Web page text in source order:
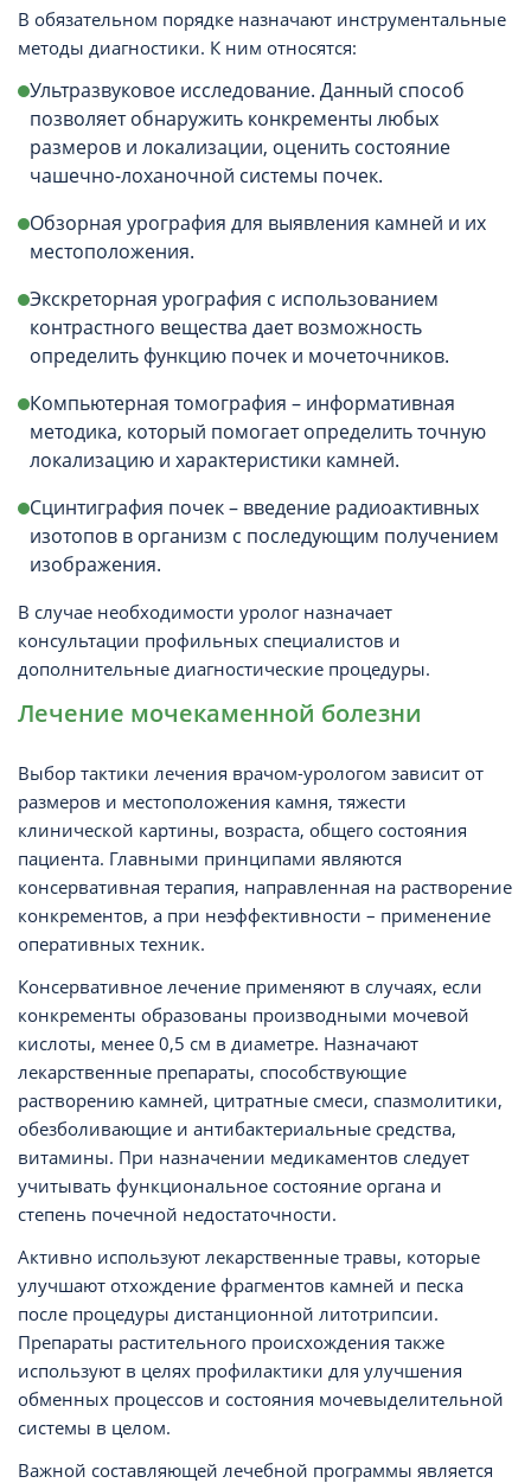
В обязательном порядке назначают инструментальные
методы диагностики. К ним относятся:
Ультразвуковое исследование. Данный способ
позволяет обнаружить конкременты любых
размеров и локализации, оценить состояние
чашечно-лоханочной системы почек.
Обзорная урография для выявления камней и их
местоположения.
Экскреторная урография с использованием
контрастного вещества дает возможность
определить функцию почек и мочеточников.
Компьютерная томография – информативная
методика, который помогает определить точную
локализацию и характеристики камней.
Сцинтиграфия почек – введение радиоактивных
изотопов в организм с последующим получением
изображения.
В случае необходимости уролог назначает
консультации профильных специалистов и
дополнительные диагностические процедуры.
Лечение мочекаменной болезни
Выбор тактики лечения врачом-урологом зависит от
размеров и местоположения камня, тяжести
клинической картины, возраста, общего состояния
пациента. Главными принципами являются
консервативная терапия, направленная на растворение
конкрементов, а при неэффективности – применение
оперативных техник.
Консервативное лечение применяют в случаях, если
конкременты образованы производными мочевой
кислоты, менее 0,5 см в диаметре. Назначают
лекарственные препараты, способствующие
растворению камней, цитратные смеси, спазмолитики,
обезболивающие и антибактериальные средства,
витамины. При назначении медикаментов следует
учитывать функциональное состояние органа и
степень почечной недостаточности.
Активно используют лекарственные травы, которые
улучшают отхождение фрагментов камней и песка
после процедуры дистанционной литотрипсии.
Препараты растительного происхождения также
используют в целях профилактики для улучшения
обменных процессов и состояния мочевыделительной
системы в целом.
Важной составляющей лечебной программы является